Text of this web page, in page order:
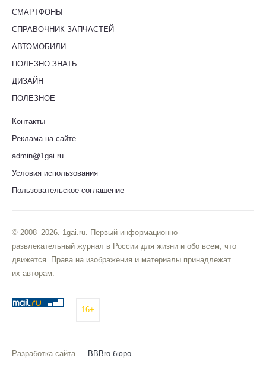
СМАРТФОНЫ
СПРАВОЧНИК ЗАПЧАСТЕЙ
АВТОМОБИЛИ
ПОЛЕЗНО ЗНАТЬ
ДИЗАЙН
ПОЛЕЗНОЕ
Контакты
Реклама на сайте
admin@1gai.ru
Условия использования
Пользовательское соглашение
© 2008–2026. 1gai.ru. Первый информационно-
развлекательный журнал в России для жизни и обо всем, что
движется. Права на изображения и материалы принадлежат
их авторам.
16+
Разработка сайта — BBBro бюро